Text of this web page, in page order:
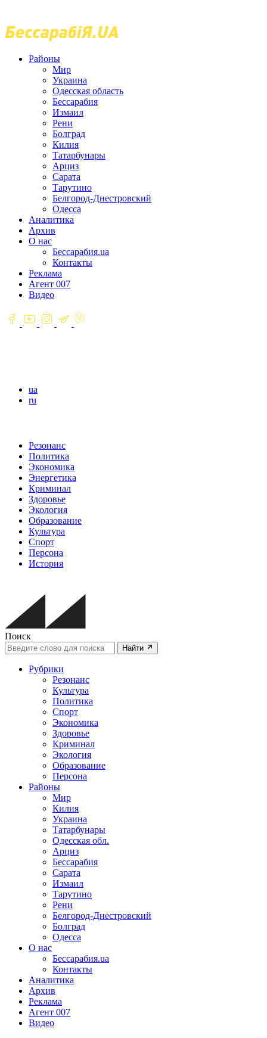
Районы
Мир
Украина
Одесская область
Бессарабия
Измаил
Рени
Болград
Килия
Татарбунары
Арциз
Сарата
Тарутино
Белгород-Днестровский
Одесса
Аналитика
Архив
О нас
Бессарабия.ua
Контакты
Реклама
Агент 007
Видео
ua
ru
Резонанс
Политика
Экономика
Энергетика
Криминал
Здоровье
Экология
Образование
Культура
Спорт
Персона
История
Поиск
Найти
Рубрики
Резонанс
Культура
Политика
Спорт
Экономика
Здоровье
Криминал
Экология
Образование
Персона
Районы
Мир
Килия
Украина
Татарбунары
Одесская обл.
Арциз
Бессарабия
Сарата
Измаил
Тарутино
Рени
Белгород-Днестровский
Болград
Одесса
О нас
Бессарабия.ua
Контакты
Аналитика
Архив
Реклама
Агент 007
Видео